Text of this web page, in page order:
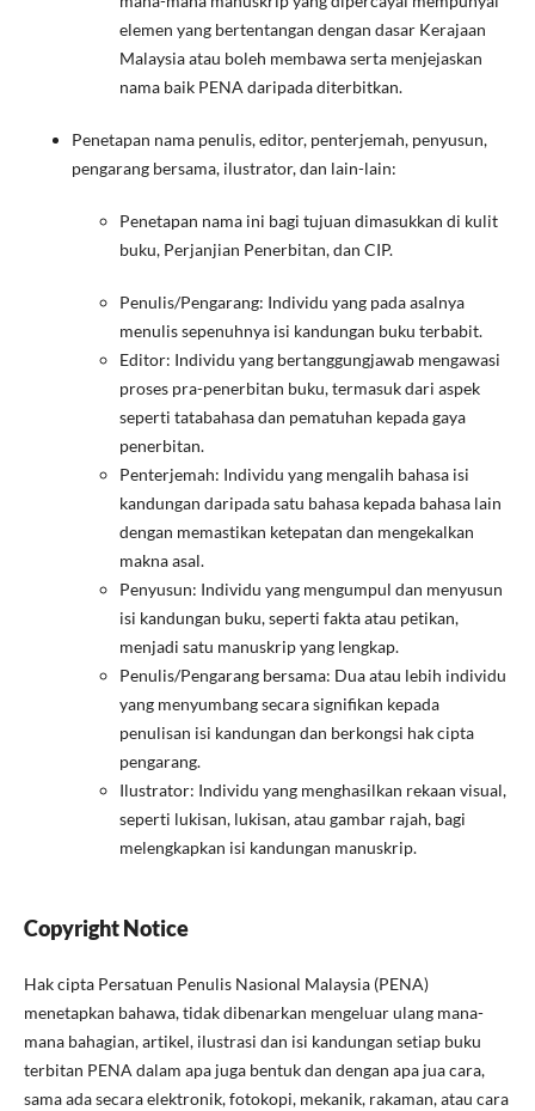
elemen yang bertentangan dengan dasar Kerajaan
Malaysia atau boleh membawa serta menjejaskan
nama baik PENA daripada diterbitkan.
Penetapan nama penulis, editor, penterjemah, penyusun,
pengarang bersama, ilustrator, dan lain-lain:
Penetapan nama ini bagi tujuan dimasukkan di kulit
buku, Perjanjian Penerbitan, dan CIP.
Penulis/Pengarang: Individu yang pada asalnya
menulis sepenuhnya isi kandungan buku terbabit.
Editor: Individu yang bertanggungjawab mengawasi
proses pra-penerbitan buku, termasuk dari aspek
seperti tatabahasa dan pematuhan kepada gaya
penerbitan.
Penterjemah: Individu yang mengalih bahasa isi
kandungan daripada satu bahasa kepada bahasa lain
dengan memastikan ketepatan dan mengekalkan
makna asal.
Penyusun: Individu yang mengumpul dan menyusun
isi kandungan buku, seperti fakta atau petikan,
menjadi satu manuskrip yang lengkap.
Penulis/Pengarang bersama: Dua atau lebih individu
yang menyumbang secara signifikan kepada
penulisan isi kandungan dan berkongsi hak cipta
pengarang.
Ilustrator: Individu yang menghasilkan rekaan visual,
seperti lukisan, lukisan, atau gambar rajah, bagi
melengkapkan isi kandungan manuskrip.
Copyright Notice
Hak cipta Persatuan Penulis Nasional Malaysia (PENA)
menetapkan bahawa, tidak dibenarkan mengeluar ulang mana-
mana bahagian, artikel, ilustrasi dan isi kandungan setiap buku
terbitan PENA dalam apa juga bentuk dan dengan apa jua cara,
sama ada secara elektronik, fotokopi, mekanik, rakaman, atau cara